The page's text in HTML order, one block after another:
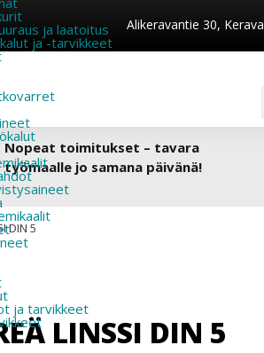
Alikeravantie 30, Kerava
ja laatoitus
ja -tarvikkeet
ja tarvikkeet
Nopeat toimitukset – tavara
työmaalle jo samana päivänä!
DIN 5
LINSSI DIN 5